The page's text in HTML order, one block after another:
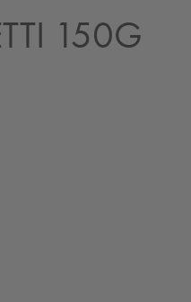
150G